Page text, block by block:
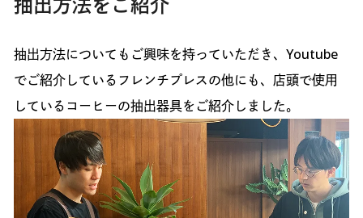
抽出方法についてもご興味を持っていただき、Youtube
でご紹介しているフレンチプレスの他にも、店頭で使用
しているコーヒーの抽出器具をご紹介しました。